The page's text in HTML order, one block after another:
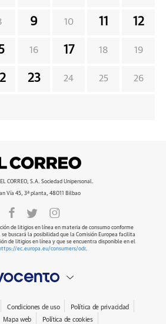
9 10 11 12
16 17 18 19
23 24 25 26
CORREO, S.A. Sociedad Unipersonal.
Vía 45, 3ª planta, 48011 Bilbao
de litigios en línea en materia de consumo conforme
buscará la posibilidad que la Comisión Europea facilita
de litigios en línea y que se encuentra disponible en el
ec.europa.eu/consumers/odr.
Condiciones de uso
Política de privacidad
Mapa web Política de cookies